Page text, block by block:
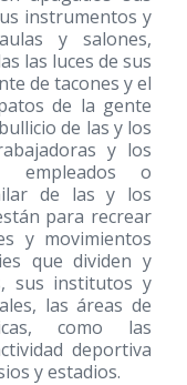
instrumentos y
y salones,
las luces de sus
de tacones y el
de la gente
de las y los
y los
empleados o
de las y los
para recrear
y movimientos
que dividen y
sus institutos y
las áreas de
como las
deportiva
y estadios.